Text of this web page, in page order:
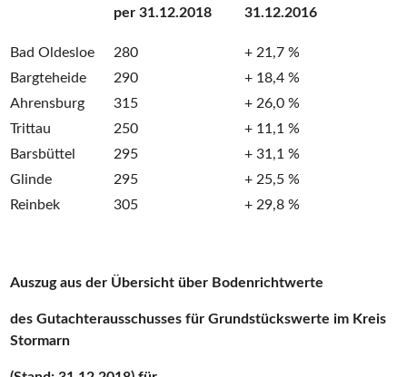
per 31.12.2018
31.12.2016
Bad Oldesloe 280
+ 21,7 %
Bargteheide
290
+ 18,4 %
Ahrensburg
315
+ 26,0 %
Trittau
250
+ 11,1 %
Barsbüttel
295
+ 31,1 %
Glinde
295
+ 25,5 %
Reinbek
305 + 29,8 %
Auszug aus der Übersicht über Bodenrichtwerte
des Gutachterausschusses für Grundstückswerte im Kreis
Stormarn